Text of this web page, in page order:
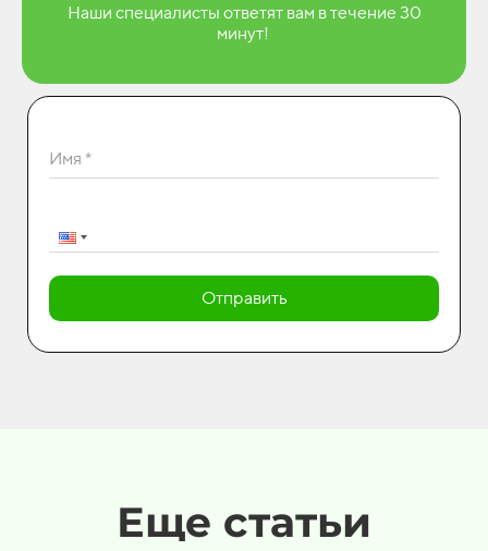
Наши специалисты ответят вам в течение 30
минут!
Имя *
Отправить
Еще статьи